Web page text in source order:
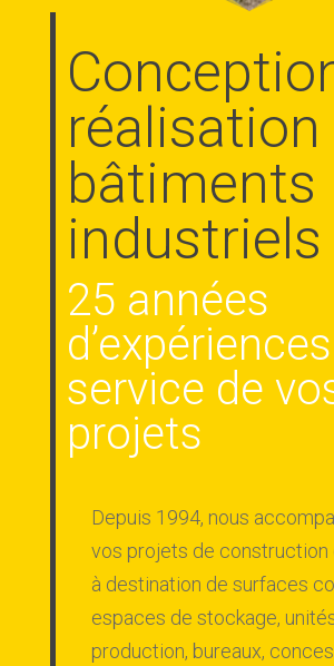
réalisation
bâtiments
industriels
25 années
service de
projets
Depuis 1994, nous
vos projets de construction
à destination de surfaces
espaces de stockage,
production, bureaux,